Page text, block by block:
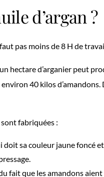
d’argan ?
pas moins de 8 H de
hectare d’arganier peut
40 kilos d’amandons.
fabriquées :
doit sa couleur jaune foncé
fait que les amandons